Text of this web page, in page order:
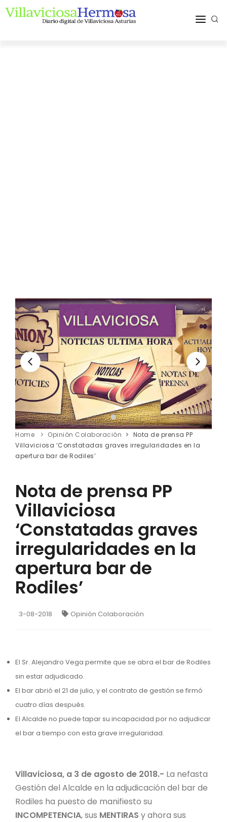
Home Opinión Colaboración
Nota de prensa PP
Villaviciosa ‘Constatadas graves irregularidades en la
apertura bar de Rodiles’
Nota de prensa PP
Villaviciosa
‘Constatadas graves
irregularidades en la
apertura bar de
Rodiles’
3-08-2018 Opinión Colaboración
El Sr. Alejandro Vega permite que se abra el bar de Rodiles
sin estar adjudicado.
El bar abrió el 21 de julio, y el contrato de gestión se firmó
cuatro días después.
El Alcalde no puede tapar su incapacidad por no adjudicar
el bar a tiempo con esta grave irregularidad.
Villaviciosa, a 3 de agosto de 2018.- La nefasta
Gestión del Alcalde en la adjudicación del bar de
Rodiles ha puesto de manifiesto su
INCOMPETENCIA, sus MENTIRAS y ahora sus